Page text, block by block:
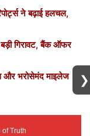
ने बढ़ाई हलचल,
गिरावट, बैंक ऑफर
और भरोसेमंद माइलेज
of Truth
❯